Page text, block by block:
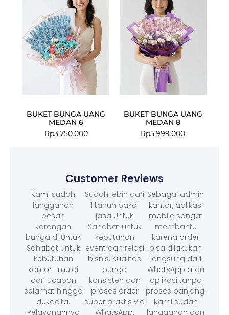
BUKET BUNGA UANG
MEDAN 6
Rp3.750.000
BUKET BUNGA UANG
MEDAN 8
Rp5.999.000
Customer Reviews
Kami sudah
langganan
pesan
karangan
bunga di Untuk
Sahabat untuk
kebutuhan
kantor—mulai
dari ucapan
selamat hingga
dukacita.
Pelayanannya
Sudah lebih dari
1 tahun pakai
jasa Untuk
Sahabat untuk
kebutuhan
event dan relasi
bisnis. Kualitas
bunga
konsisten dan
proses order
super praktis via
WhatsApp.
Sebagai admin
kantor, aplikasi
mobile sangat
membantu
karena order
bisa dilakukan
langsung dari
WhatsApp atau
aplikasi tanpa
proses panjang.
Kami sudah
langganan dan